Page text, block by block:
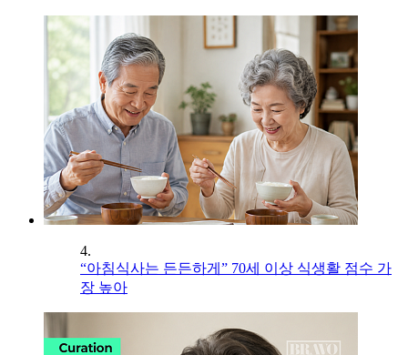
4.
“아침식사는 든든하게” 70세 이상 식생활 점수 가
장 높아